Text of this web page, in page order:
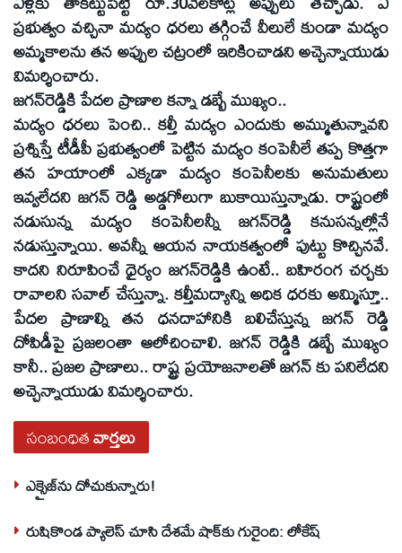
ప్రభుత్వం వచ్చినా మద్యం ధరలు తగ్గించే వీలులే కుండా మద్యం
అమ్మకాలను తన అప్పుల చట్రంలో ఇరికించాడని అచ్చెన్నాయుడు
విమర్శించారు.
జగన్‌రెడ్డికి పేదల ప్రాణాల కన్నా డబ్బే ముఖ్యం..
మద్యం ధరలు పెంచి.. కల్తీ మద్యం ఎందుకు అమ్ముతున్నావని
ప్రశ్నిస్తే టీడీపీ ప్రభుత్వంలో పెట్టిన మద్యం కంపెనీలే తప్ప కొత్తగా
తన హయాంలో ఎక్కడా మద్యం కంపెనీలకు అనుమతులు
ఇవ్వలేదని జగన్‌ రెడ్డి అడ్డగోలుగా బుకాయిస్తున్నాడు. రాష్ట్రంలో
నడుసున్న మద్యం కంపెనీలన్నీ జగన్‌రెడ్డి కనుసన్నల్లోనే
నడుస్తున్నాయి. అవన్నీ ఆయన నాయకత్వంలో పుట్టు కొచ్చినవే.
కాదని నిరూపించే ధైర్యం జగన్‌రెడ్డికి ఉంటే.. బహిరంగ చర్చకు
రావాలని సవాల్‌ చేస్తున్నా. కల్తీమద్యాన్ని అధిక ధరకు అమ్మిస్తూ..
పేదల ప్రాణాల్ని తన ధనదాహానికి బలిచేస్తున్న జగన్‌ రెడ్డి
దోపిడీపై ప్రజలంతా ఆలోచించాలి. జగన్‌ రెడ్డికి డబ్బే ముఖ్యం
కానీ.. ప్రజల ప్రాణాలు.. రాష్ట్ర ప్రయోజనాలతో జగన్‌ కు పనిలేదని
అచ్చెన్నాయుడు విమర్శించారు.
సంబంధితవార్తలు
ఎక్సైజ్‌ను దోచుకున్నారు!
రుషికొండ ప్యాలెస్‌ చూసి దేశమే షాక్‌కు గురైంది: లోకేష్‌